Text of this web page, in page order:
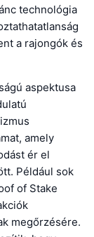
technológia
a rajongók és
aspektusa
amely
ér el
Például sok
of Stake
megőrzésére.